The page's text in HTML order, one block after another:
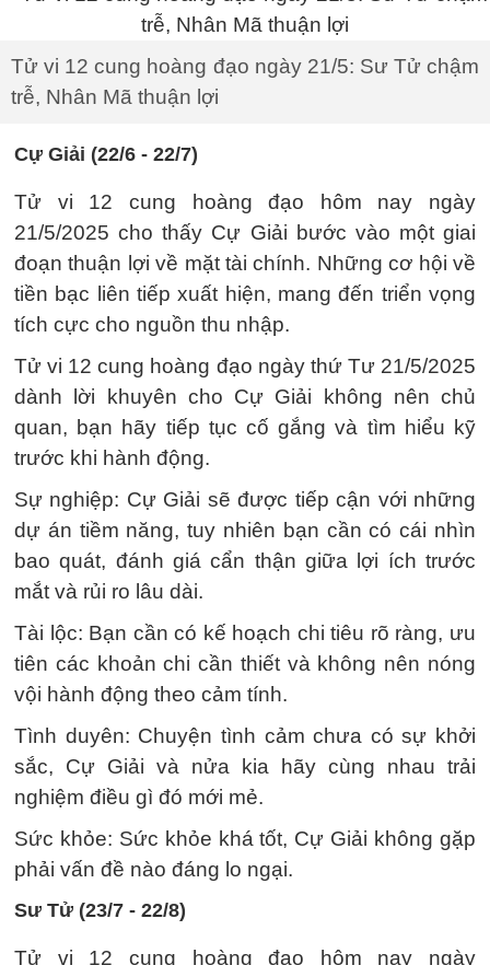
Tử vi 12 cung hoàng đạo ngày 21/5: Sư Tử chậm
trễ, Nhân Mã thuận lợi
Cự Giải (22/6 - 22/7)
Tử vi 12 cung hoàng đạo hôm nay ngày
21/5/2025 cho thấy Cự Giải bước vào một giai
đoạn thuận lợi về mặt tài chính. Những cơ hội về
tiền bạc liên tiếp xuất hiện, mang đến triển vọng
tích cực cho nguồn thu nhập.
Tử vi 12 cung hoàng đạo ngày thứ Tư 21/5/2025
dành lời khuyên cho Cự Giải không nên chủ
quan, bạn hãy tiếp tục cố gắng và tìm hiểu kỹ
trước khi hành động.
Sự nghiệp: Cự Giải sẽ được tiếp cận với những
dự án tiềm năng, tuy nhiên bạn cần có cái nhìn
bao quát, đánh giá cẩn thận giữa lợi ích trước
mắt và rủi ro lâu dài.
Tài lộc: Bạn cần có kế hoạch chi tiêu rõ ràng, ưu
tiên các khoản chi cần thiết và không nên nóng
vội hành động theo cảm tính.
Tình duyên: Chuyện tình cảm chưa có sự khởi
sắc, Cự Giải và nửa kia hãy cùng nhau trải
nghiệm điều gì đó mới mẻ.
Sức khỏe: Sức khỏe khá tốt, Cự Giải không gặp
phải vấn đề nào đáng lo ngại.
Sư Tử (23/7 - 22/8)
Tử vi 12 cung hoàng đạo hôm nay ngày